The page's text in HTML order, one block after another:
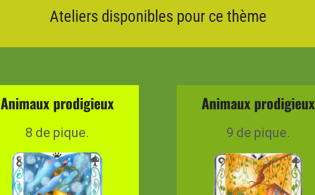
Ateliers disponibles pour ce thème
Animaux prodigieux
8 de pique.
Animaux prodigieux
9 de pique.